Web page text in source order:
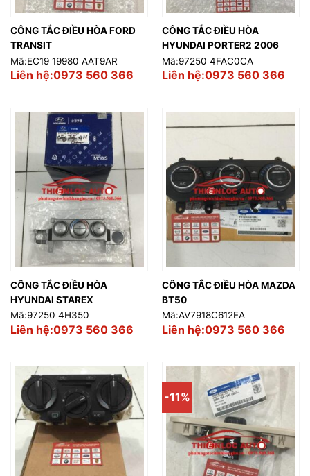
CÔNG TẮC ĐIỀU HÒA FORD
TRANSIT
Mã:EC19 19980 AAT9AR
Liên hệ:0973 560 366
CÔNG TẮC ĐIỀU HÒA
HYUNDAI PORTER2 2006
Mã:97250 4FAC0CA
Liên hệ:0973 560 366
CÔNG TẮC ĐIỀU HÒA
HYUNDAI STAREX
Mã:97250 4H350
Liên hệ:0973 560 366
CÔNG TẮC ĐIỀU HÒA MAZDA
BT50
Mã:AV7918C612EA
Liên hệ:0973 560 366
-11%